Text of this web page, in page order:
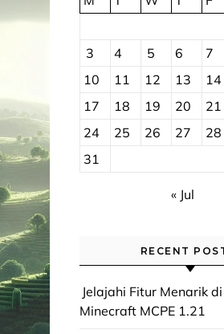
3
4 5 6 7
10
11 12 13 14
17
18 19 20 21
24
25 26 27 28
31
« Jul
RECENT
Jelajahi Fitur Menarik
Minecraft MCPE 1.21